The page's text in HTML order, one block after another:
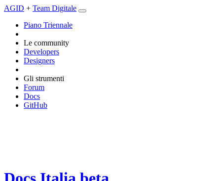
AGID + Team Digitale
Piano Triennale
Le community
Developers
Designers
Gli strumenti
Forum
Docs
GitHub